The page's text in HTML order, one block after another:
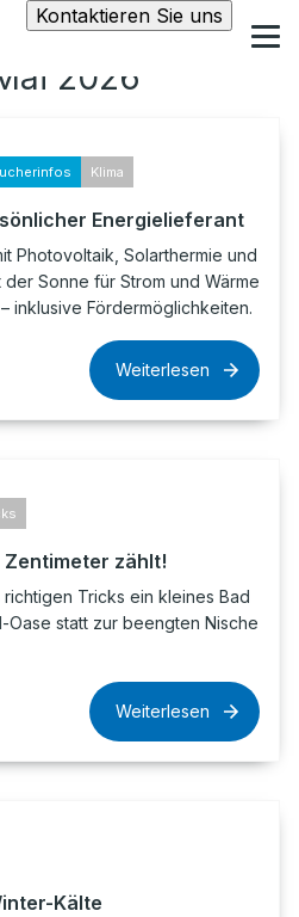
Kontaktieren Sie uns
2026
Klima
Energielieferant
Photovoltaik, Solarthermie und
Sonne für Strom und Wärme
inklusive Fördermöglichkeiten.
Weiterlesen
Zentimeter zählt!
Tricks ein kleines Bad
Oase statt zur beengten Nische
Weiterlesen
Kälte